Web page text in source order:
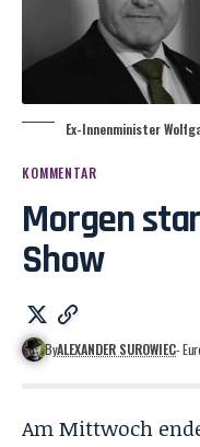
Ex-Innenminister
KOMMENTAR
Morgen
Show
ByALEXANDER SUROWIEC-
Am Mittwoch